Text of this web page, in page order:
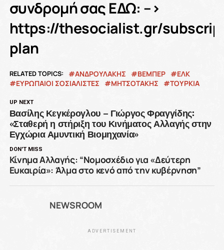
συνδρομή σας ΕΔΩ: –>
https://thesocialist.gr/
plan
RELATED TOPICS: ΑΝΔΡΟΥΛΆΚΗΣ ΒΕΜΠΕΡ
ΕΛΚ
ΕΥΡΩΠΑΙΟΙ ΣΟΣΙΑΛΙΣΤΕΣ
ΜΗΤΣΟΤΑΚΗΣ ΤΟΥΡΚΙΑ
UP NEXT
Βασίλης Κεγκέρογλου – Γιώργος Φραγγίδης:
«Σταθερή η στήριξη του Κινήματος Αλλαγής στην
Εγχώρια Αμυντική Βιομηχανία»
DON'T MISS
Κίνημα Αλλαγής: “Νομοσχέδιο για «Δεύτερη
Ευκαιρία»: Άλμα στο κενό από την κυβέρνηση”
NEWSROOM
ADVERTISEMENT